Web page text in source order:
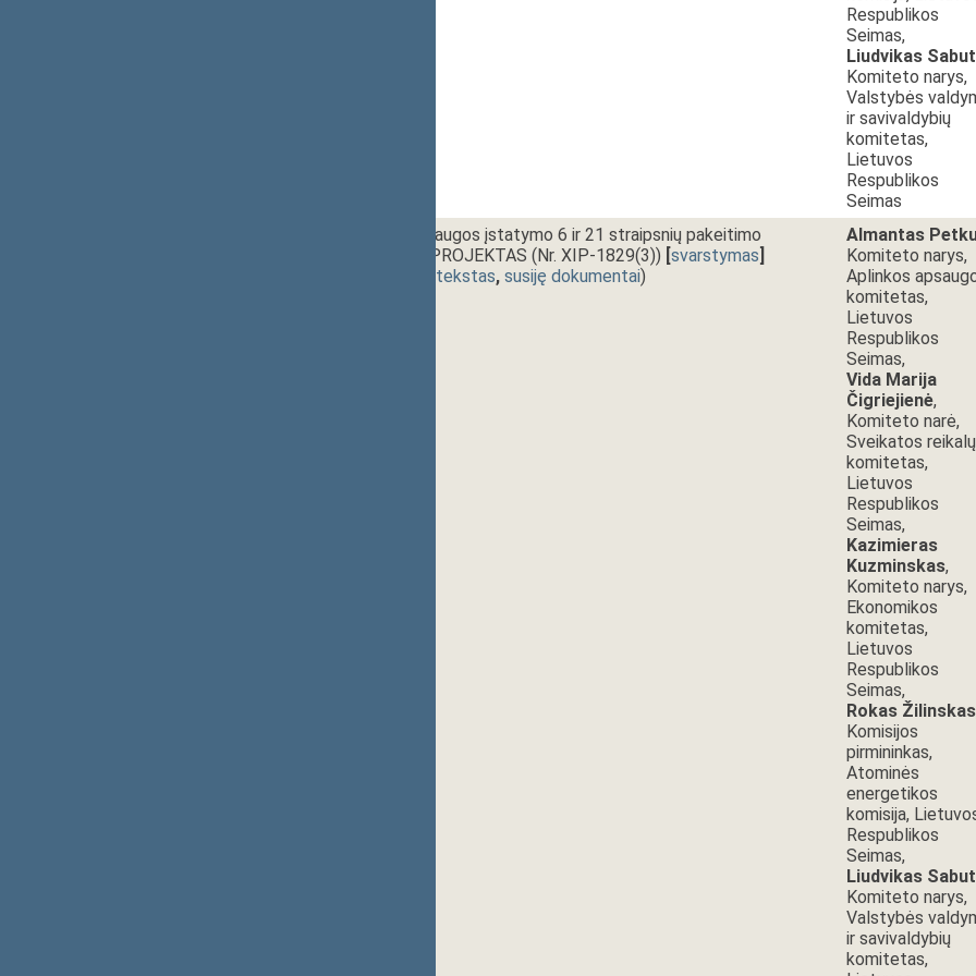
Respublikos
Seimas,
Liudvikas
Komiteto narys,
Valstybės
ir savivaldybių
komitetas,
Lietuvos
Respublikos
Seimas
Aplinkos apsaugos įstatymo 6 ir 21 straipsnių pakeitimo
ĮSTATYMO PROJEKTAS (Nr. XIP-1829(3)) [svarstymas]
dokumento tekstas, susiję dokumentai)
Almantas
Komiteto narys,
Aplinkos
komitetas,
Lietuvos
Respublikos
Seimas,
Vida Marija
Čigriejienė,
Komiteto narė,
Sveikatos reikalų
komitetas,
Lietuvos
Respublikos
Seimas,
Kazimieras
Kuzminskas,
Komiteto narys,
Ekonomikos
komitetas,
Lietuvos
Respublikos
Seimas,
Rokas Žilinskas
Komisijos
pirmininkas,
Atominės
energetikos
komisija,
Respublikos
Seimas,
Liudvikas
Komiteto narys,
Valstybės
ir savivaldybių
komitetas,